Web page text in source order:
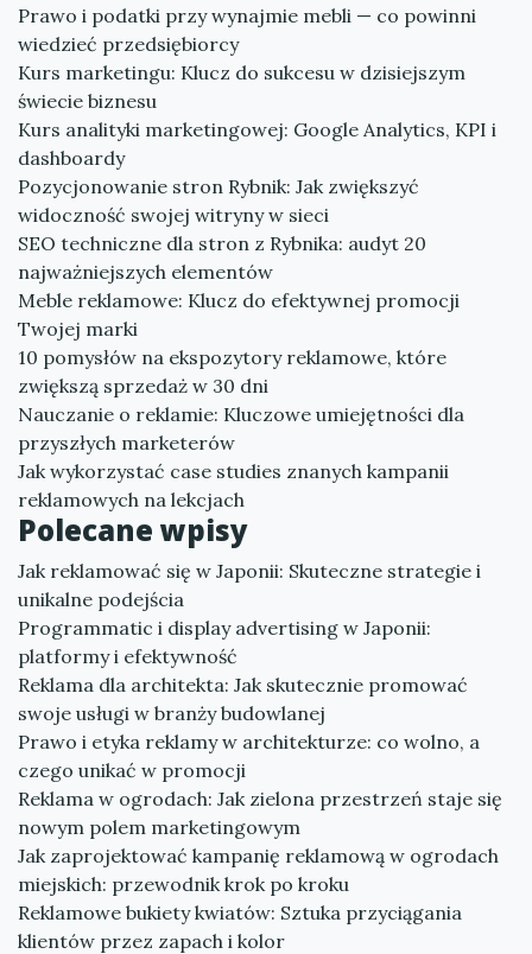
Prawo i podatki przy wynajmie mebli — co powinni
wiedzieć przedsiębiorcy
Kurs marketingu: Klucz do sukcesu w dzisiejszym
świecie biznesu
Kurs analityki marketingowej: Google Analytics, KPI i
dashboardy
Pozycjonowanie stron Rybnik: Jak zwiększyć
widoczność swojej witryny w sieci
SEO techniczne dla stron z Rybnika: audyt 20
najważniejszych elementów
Meble reklamowe: Klucz do efektywnej promocji
Twojej marki
10 pomysłów na ekspozytory reklamowe, które
zwiększą sprzedaż w 30 dni
Nauczanie o reklamie: Kluczowe umiejętności dla
przyszłych marketerów
Jak wykorzystać case studies znanych kampanii
reklamowych na lekcjach
Polecane wpisy
Jak reklamować się w Japonii: Skuteczne strategie i
unikalne podejścia
Programmatic i display advertising w Japonii:
platformy i efektywność
Reklama dla architekta: Jak skutecznie promować
swoje usługi w branży budowlanej
Prawo i etyka reklamy w architekturze: co wolno, a
czego unikać w promocji
Reklama w ogrodach: Jak zielona przestrzeń staje się
nowym polem marketingowym
Jak zaprojektować kampanię reklamową w ogrodach
miejskich: przewodnik krok po kroku
Reklamowe bukiety kwiatów: Sztuka przyciągania
klientów przez zapach i kolor